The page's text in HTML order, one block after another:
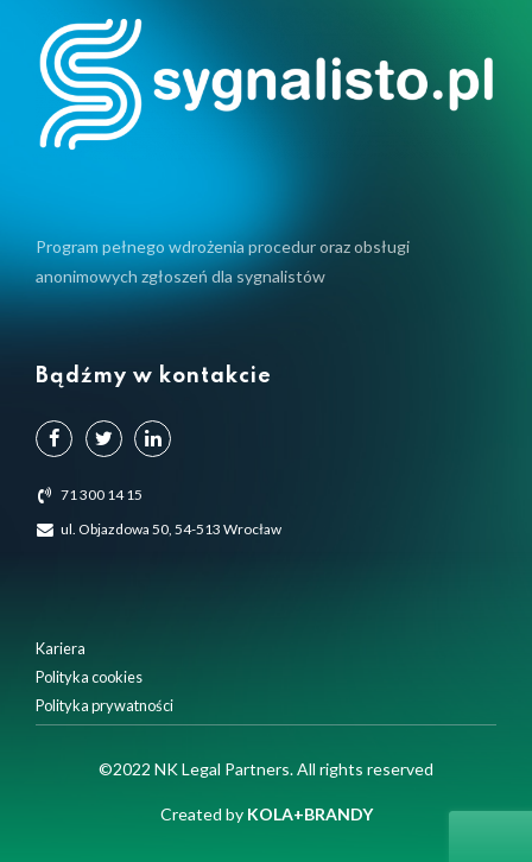
Program pełnego wdrożenia procedur oraz obsługi
anonimowych zgłoszeń dla sygnalistów
Bądźmy w kontakcie
71 300 14 15
ul. Objazdowa 50, 54-513 Wrocław
Kariera
Polityka cookies
Polityka prywatności
©2022 NK Legal Partners. All rights reserved
Created by KOLA+BRANDY